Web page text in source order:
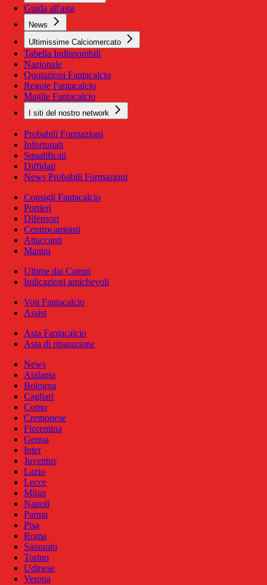
Guida all'asta
News
Ultimissime Calciomercato
Tabella Indisponibili
Nazionale
Quotazioni Fantacalcio
Regole Fantacalcio
Maglie Fantacalcio
I siti del nostro network
Probabili Formazioni
Infortunati
Squalificati
Diffidati
News Probabili Formazioni
Consigli Fantacalcio
Portieri
Difensori
Centrocampisti
Attaccanti
Mantra
Ultime dai Campi
Indicazioni amichevoli
Voti Fantacalcio
Assist
Asta Fantacalcio
Asta di riparazione
News
Atalanta
Bologna
Cagliari
Como
Cremonese
Fiorentina
Genoa
Inter
Juventus
Lazio
Lecce
Milan
Napoli
Parma
Pisa
Roma
Sassuolo
Torino
Udinese
Verona